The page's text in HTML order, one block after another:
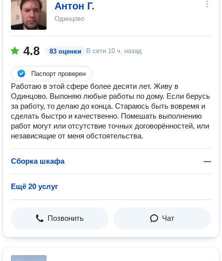
Антон Г.
Одинцово
4.8 83 оценки В сети 10 ч. назад
Паспорт проверен
Работаю в этой сфере более десяти лет. Живу в
Одинцово. Выпоняю любые работы по дому. Если берусь
за работу, то делаю до конца. Стараюсь быть вовремя и
сделать быстро и качественно. Помешать выполнению
работ могут или отсутствие точных договорённостей, или
независящие от меня обстоятельства.
Сборка шкафа —
Ещё 20 услуг
Позвонить Чат